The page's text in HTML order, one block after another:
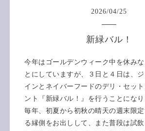
2026/04/25
新緑バル！
今年はゴールデンウィーク中を休み
とにしていますが、３日と４日は、
インとネイバーフードのデリ・セッ
ント『新緑バル！』を行うことになり
毎年、初夏から初秋の晴天の週末限
る縁側をお出しして、また普段は試